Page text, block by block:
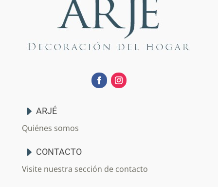
ARJÉ
Quiénes somos
CONTACTO
Visite nuestra sección de contacto